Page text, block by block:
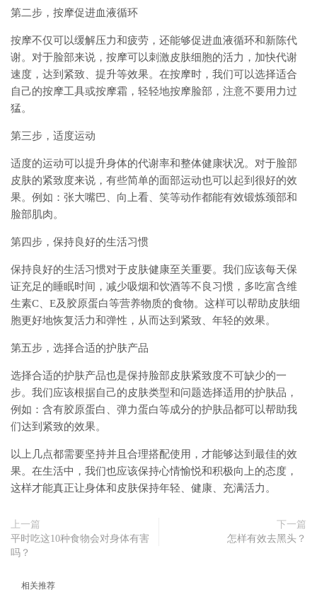
第二步，按摩促进血液循环
按摩不仅可以缓解压力和疲劳，还能够促进血液循环和新陈代
谢。对于脸部来说，按摩可以刺激皮肤细胞的活力，加快代谢
速度，达到紧致、提升等效果。在按摩时，我们可以选择适合
自己的按摩工具或按摩霜，轻轻地按摩脸部，注意不要用力过
猛。
第三步，适度运动
适度的运动可以提升身体的代谢率和整体健康状况。对于脸部
皮肤的紧致度来说，有些简单的面部运动也可以起到很好的效
果。例如：张大嘴巴、向上看、笑等动作都能有效锻炼颈部和
脸部肌肉。
第四步，保持良好的生活习惯
保持良好的生活习惯对于皮肤健康至关重要。我们应该每天保
证充足的睡眠时间，减少吸烟和饮酒等不良习惯，多吃富含维
生素C、E及胶原蛋白等营养物质的食物。这样可以帮助皮肤细
胞更好地恢复活力和弹性，从而达到紧致、年轻的效果。
第五步，选择合适的护肤产品
选择合适的护肤产品也是保持脸部皮肤紧致度不可缺少的一
步。我们应该根据自己的皮肤类型和问题选择适用的护肤品，
例如：含有胶原蛋白、弹力蛋白等成分的护肤品都可以帮助我
们达到紧致的效果。
以上几点都需要坚持并且合理搭配使用，才能够达到最佳的效
果。在生活中，我们也应该保持心情愉悦和积极向上的态度，
这样才能真正让身体和皮肤保持年轻、健康、充满活力。
上一篇
平时吃这10种食物会对身体有害
吗？
下一篇
怎样有效去黑头？
相关推荐